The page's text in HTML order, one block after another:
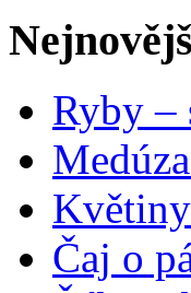
Ryby –
Čaj o